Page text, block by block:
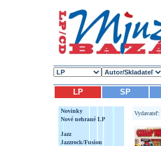
LP SP
Novinky
Nové nehrané LP
Jazz
Jazzrock/Fusion
Vydavateľ: